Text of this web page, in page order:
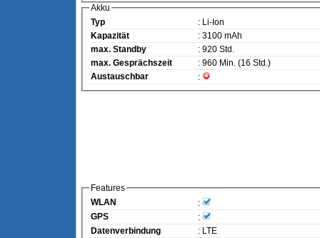
Akku
Typ
: Li-Ion
Kapazität
: 3100 mAh
max. Standby
: 920 Std.
max. Gesprächszeit
: 960 Min. (16 Std.)
Austauschbar
:
Features
WLAN
:
GPS
:
Datenverbindung
: LTE